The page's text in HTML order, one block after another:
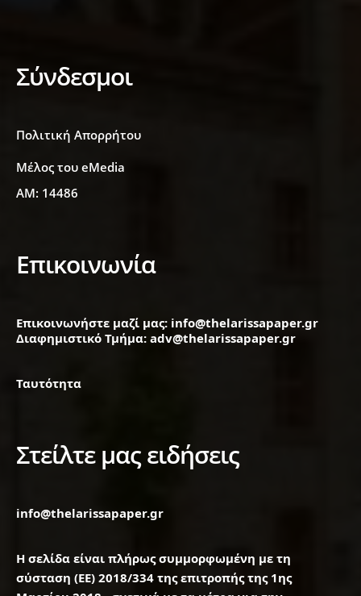
Σύνδεσμοι
Πολιτική Απορρήτου
Μέλος του eMedia
ΑΜ: 14486
Επικοινωνία
Επικοινωνήστε μαζί μας: info@thelarissapaper.gr
Διαφημιστικό Τμήμα: adv@thelarissapaper.gr
Ταυτότητα
Στείλτε μας ειδήσεις
info@thelarissapaper.gr
Η σελίδα είναι πλήρως συμμορφωμένη με τη
σύσταση (ΕΕ) 2018/334 της επιτροπής της 1ης